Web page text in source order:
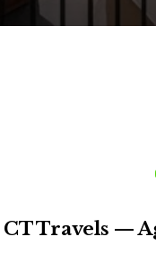
CT Travels —